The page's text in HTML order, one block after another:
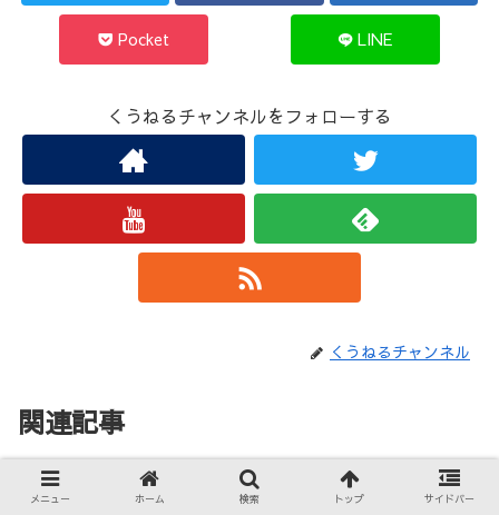
Pocket LINE
くうねるチャンネルをフォローする
くうねるチャンネル
関連記事
ポケモン図鑑
モルフォン：ピクセルモンのポケ
メニュー ホーム 検索 トップ サイドバー